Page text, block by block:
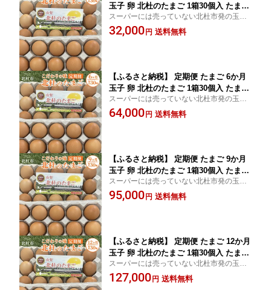
玉子 卵 北杜のたまご 1箱30個入 たまら
んど ボリスブラウン 北杜市産 送料無料
スーパーには売っていない北杜市発の玉
子！
32,000 円 送料無料
【ふるさと納税】 定期便 たまご 6か月
玉子 卵 北杜のたまご 1箱30個入 たまら
んど ボリスブラウン 北杜市産 送料無料
スーパーには売っていない北杜市発の玉
子！
64,000 円 送料無料
【ふるさと納税】 定期便 たまご 9か月
玉子 卵 北杜のたまご 1箱30個入 たまら
んど ボリスブラウン 北杜市産 送料無料
スーパーには売っていない北杜市発の玉
子！
95,000 円 送料無料
【ふるさと納税】 定期便 たまご 12か月
玉子 卵 北杜のたまご 1箱30個入 たまら
んど ボリスブラウン 北杜市産 送料無料
スーパーには売っていない北杜市発の玉
子！
127,000 円 送料無料